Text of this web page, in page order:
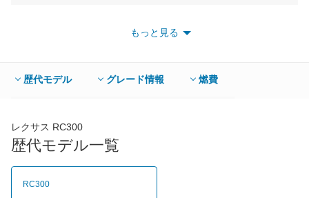
ントに属する。レクサスのアイデンティティであるスピンドルグ
LEDランプがレクサスであることを主張している。パワートレイ
ンは、RC350に3.5LV8DOHCエンジンと8速AT、RC300hに2.5L
23.2km/Lを実現。高い走行性能を実現するために、空気の流れを
車両安定性の確保に利用する「空力操安」という新しいアプロー
チを行っている。RC350、RC300hともにグレードはスタンダー
もっと見る
歴代モデル グレード情報 燃費
レクサス RC300
歴代モデル一覧
RC300